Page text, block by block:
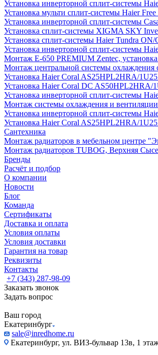
Установка инверторной сплит-системы
Установка мульти сплит-системы Haier
Установка инверторной сплит-системы
Установка сплит-системы XIGMA SKY
Установка сплит-системы Haier Tundra
Установка инверторной сплит-системы
Монтаж E-650 PREMIUM Zentec,
Монтаж центральной системы охлаждения
Установка Haier Coral AS25HPL2HRA/
Установка Haier Coral DC AS50HPL2HRA/
Установка инверторной сплит-системы
Монтаж системы охлаждения и
Установка инверторной сплит-системы
Установка Haier Coral AS25HPL2HRA/
Сантехника
Монтаж радиаторов в мебельном центре
Монтаж радиаторов TUBOG, Верхняя
Бренды
Расчёт и подбор
О компании
Новости
Блог
Команда
Сертификаты
Доставка и оплата
Условия оплаты
Условия доставки
Гарантия на товар
Реквизиты
Контакты
+7 (343) 287-98-09
Заказать звонок
Задать вопрос
Ваш город
Екатеринбург
sale@inredhome.ru
Екатеринбург, ул. ВИЗ-бульвар 13в, 1